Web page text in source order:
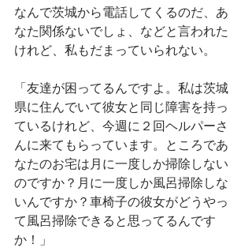
なんで茨城から電話してくるのだ、あ
なた関係ないでしょ、などと言われた
けれど、私もだまっていられない。
「友達が困ってるんですよ。私は茨城
県に住んでいて彼女と同じ障害を持っ
ているけれど、今週に２回ヘルパーさ
んに来てもらっています。ところであ
なたのお宅は月に一度しか掃除しない
のですか？月に一度しか風呂掃除しな
いんですか？車椅子の彼女がどうやっ
て風呂掃除できると思ってるんです
か！」